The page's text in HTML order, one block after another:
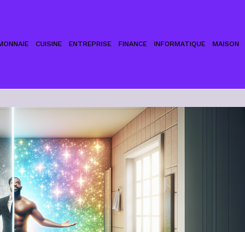
CUISINE ENTREPRISE FINANCE INFORMATIQUE MAISON